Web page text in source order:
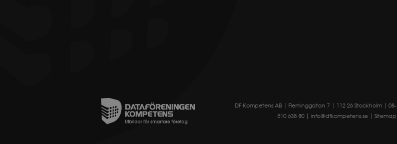
DF Kompetens AB | Fleminggatan 7 | 112 26 Stockholm | 08-
510 638 80 | info@dfkompetens.se Sitemap